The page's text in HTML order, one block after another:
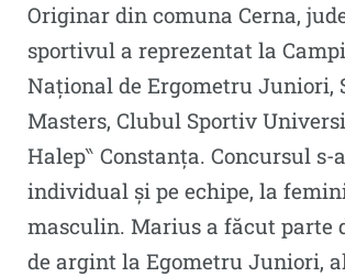
Originar din comuna Cerna,
sportivul a reprezentat la
Național de Ergometru Juniori,
Masters, Clubul Sportiv
Halep‶ Constanța. Concursul s-
individual și pe echipe, la
masculin. Marius a făcut parte
de argint la Egometru Juniori,